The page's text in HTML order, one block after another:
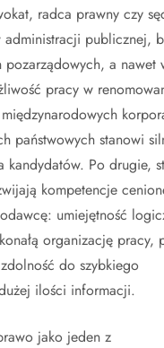
radca prawny czy
publicznej,
pozarządowych, a nawet
pracy w
państwowych stanowi
kandydatów. Po drugie,
kompetencje
umiejętność
organizację pracy,
do szybkiego
ilości informacji.
jako jeden z